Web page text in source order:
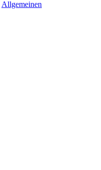
Allgemeinen